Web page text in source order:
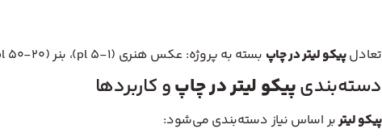
تعادلپیکو لیتر در چاپ بسته به پروژه: عکس هنری (۱-۵ pl)، بنر (۲۰-۵۰ pl).
دسته‌بندیپیکو لیتر در چاپو کاربردها
پیکو لیتربر اساس نیاز دسته‌بندی می‌شود: